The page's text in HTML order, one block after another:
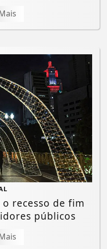
recesso de fim
públicos